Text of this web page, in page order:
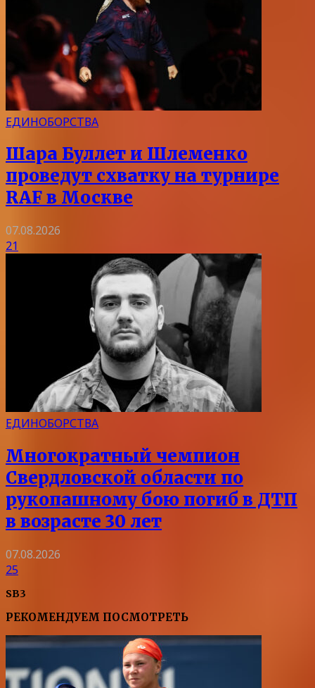
ЕДИНОБОРСТВА
Шара Буллет и Шлеменко
проведут схватку на турнире
RAF в Москве
07.08.2026
21
ЕДИНОБОРСТВА
Многократный чемпион
Свердловской области по
рукопашному бою погиб в ДТП
в возрасте 30 лет
07.08.2026
25
SB3
РЕКОМЕНДУЕМ ПОСМОТРЕТЬ